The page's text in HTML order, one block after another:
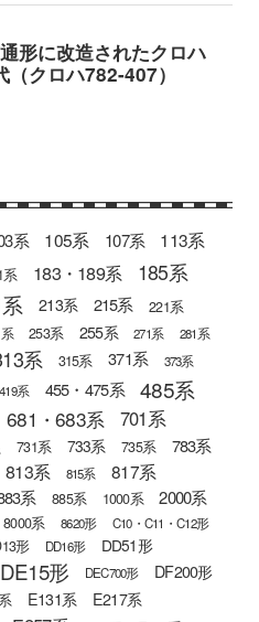
系 105系 107系 113系
系 183・189系 185系
213系 215系 221系
253系 255系 271系
281系
系 315系 371系 373系
419系 455・475系 485系
681・683系 701系
731系 733系 735系 783系
813系 815系 817系
系 885系 1000系 2000系
8000系 8620形
C10・C11・C12形
形 DD16形 DD51形
形 DEC700形 DF200形
E131系 E217系